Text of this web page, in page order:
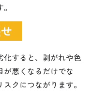
すると、剥がれや色
悪くなるだけでな
クにつながります。